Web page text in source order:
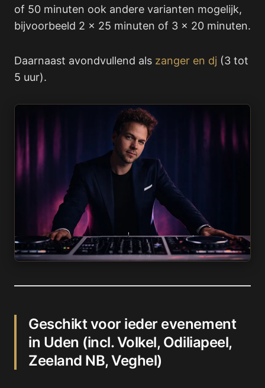
of 50 minuten ook andere varianten mogelijk,
bijvoorbeeld 2 x 25 minuten of 3 x 20 minuten.
Daarnaast avondvullend als zanger en dj (3 tot
5 uur).
Geschikt voor ieder evenement
in Uden (incl. Volkel, Odiliapeel,
Zeeland NB, Veghel)